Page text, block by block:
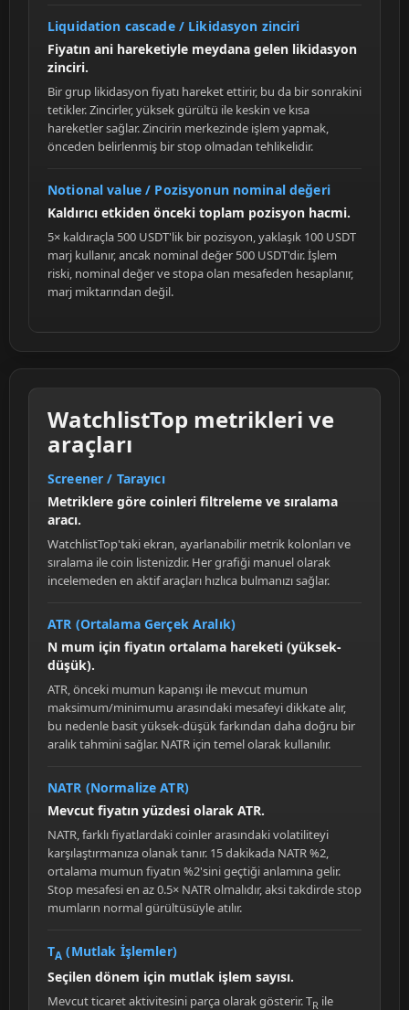
Liquidation cascade / Likidasyon zinciri
Fiyatın ani hareketiyle meydana gelen likidasyon
zinciri.
Bir grup likidasyon fiyatı hareket ettirir, bu da bir sonrakini
tetikler. Zincirler, yüksek gürültü ile keskin ve kısa
hareketler sağlar. Zincirin merkezinde işlem yapmak,
önceden belirlenmiş bir stop olmadan tehlikelidir.
Notional value / Pozisyonun nominal değeri
Kaldırıcı etkiden önceki toplam pozisyon hacmi.
5× kaldıraçla 500 USDT'lik bir pozisyon, yaklaşık 100 USDT
marj kullanır, ancak nominal değer 500 USDT'dir. İşlem
riski, nominal değer ve stopa olan mesafeden hesaplanır,
marj miktarından değil.
WatchlistTop metrikleri ve
araçları
Screener / Tarayıcı
Metriklere göre coinleri filtreleme ve sıralama
aracı.
WatchlistTop'taki ekran, ayarlanabilir metrik kolonları ve
sıralama ile coin listenizdir. Her grafiği manuel olarak
incelemeden en aktif araçları hızlıca bulmanızı sağlar.
ATR (Ortalama Gerçek Aralık)
N mum için fiyatın ortalama hareketi (yüksek-
düşük).
ATR, önceki mumun kapanışı ile mevcut mumun
maksimum/minimumu arasındaki mesafeyi dikkate alır,
bu nedenle basit yüksek-düşük farkından daha doğru bir
aralık tahmini sağlar. NATR için temel olarak kullanılır.
NATR (Normalize ATR)
Mevcut fiyatın yüzdesi olarak ATR.
NATR, farklı fiyatlardaki coinler arasındaki volatiliteyi
karşılaştırmanıza olanak tanır. 15 dakikada NATR %2,
ortalama mumun fiyatın %2'sini geçtiği anlamına gelir.
Stop mesafesi en az 0.5× NATR olmalıdır, aksi takdirde stop
mumların normal gürültüsüyle atılır.
TA (Mutlak İşlemler)
Seçilen dönem için mutlak işlem sayısı.
Mevcut ticaret aktivitesini parça olarak gösterir. TR ile